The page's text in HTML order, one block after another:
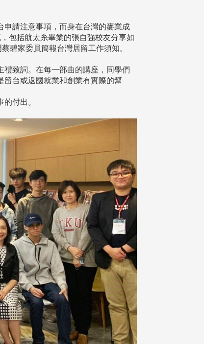
請注意事項，而身在台灣的麥業成
包括航太糸畢業的張自強校友分享如
碧家委員簡報台灣居留工作須知。
致詞。在每一部曲的講座，同學們
留台或返國就業和創業有實際的幫
付出。